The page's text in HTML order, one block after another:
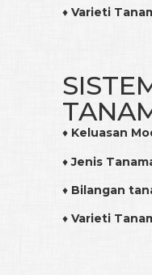
♦ Varieti
♦ Keluasan
♦Jenis
♦ Bilangan
♦ Varieti